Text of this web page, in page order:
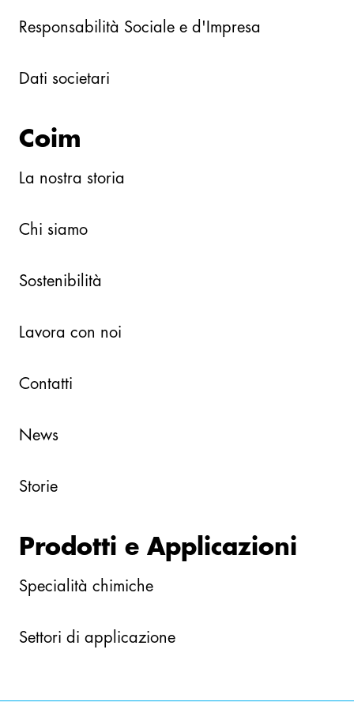
Responsabilità Sociale e d'Impresa
Dati societari
Coim
La nostra storia
Chi siamo
Sostenibilità
Lavora con noi
Contatti
News
Storie
Prodotti e Applicazioni
Specialità chimiche
Settori di applicazione